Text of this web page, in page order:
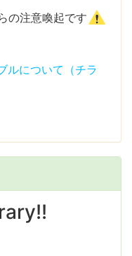
の注意喚起です
ルについて（チラ